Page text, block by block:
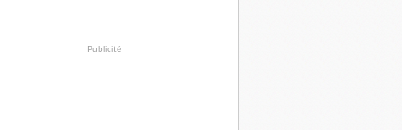
Publicité